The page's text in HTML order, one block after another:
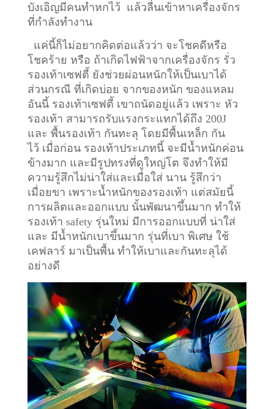
บังเอิญมีคนทำหกไว้ แล้วลื่นเข้าหาเครื่องจักร
ที่กำลังทำงาน
แค่นี้ก็ไม่อยากคิดต่อแล้วว่า จะโชคดีหรือ
โชคร้าย หรือ ถ้าเกิดไฟฟ้าจากเครื่องจักร รั่ว
รองเท้าเซฟตี้ ยังช่วยผ่อนหนักให้เป็นเบาได้
ส่วนกรณี ที่เกิดบ่อย จากของหนัก ของแหลม
อันนี้ รองเท้าเซฟตี้ เขาถนัดอยู่แล้ว เพราะ หัว
รองเท้า สามารถรับแรงกระแทกได้ถึง 200J
และ พื้นรองเท้า กันทะลุ โดยมีพื้นเหล็ก กัน
ไว้ เมื่อก่อน รองเท้าประเภทนี้ จะมีน้ำหนักค่อน
ข้างมาก และมีรูปทรงที่ดูใหญ่โต จึงทำให้มี
ความรู้สึกไม่น่าใส่และเมื่อใส่ นาน รู้สึกว่า
เมื่อยขา เพราะน้ำหนักของรองเท้า แต่สมัยนี้
การผลิตและออกแบบ นั้นพัฒนาขึ้นมาก ทำให้
รองเท้า safety รุ่นใหม่ มีการออกแบบที่ น่าใส่
และ มีน้ำหนักเบาขึ้นมาก รุ่นที่เบา พิเศษ ใช้
เคฟลาร์ มาเป็นพื้น ทำให้เบาและกันทะลุได้
อย่างดี